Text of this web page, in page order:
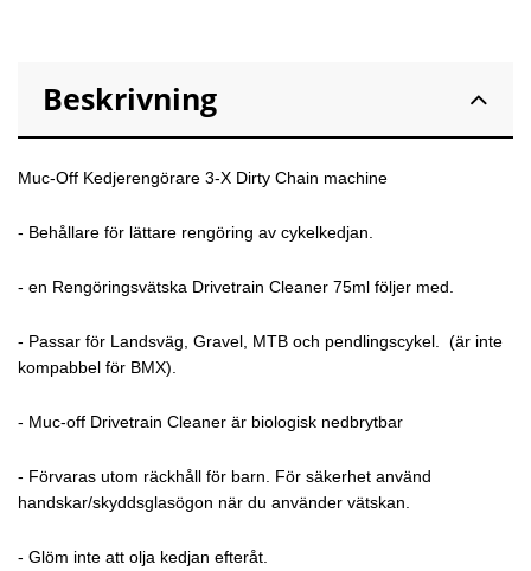
Beskrivning
Muc-Off Kedjerengörare 3-X Dirty Chain machine
- Behållare för lättare rengöring av cykelkedjan.
- en Rengöringsvätska Drivetrain Cleaner 75ml följer med.
- Passar för Landsväg, Gravel, MTB och pendlingscykel. (är inte
kompabbel för BMX).
- Muc-off Drivetrain Cleaner är biologisk nedbrytbar
- Förvaras utom räckhåll för barn. För säkerhet använd
handskar/skyddsglasögon när du använder vätskan.
- Glöm inte att olja kedjan efteråt.